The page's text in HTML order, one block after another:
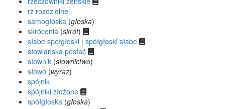
rż rozdzielne
samogłoska (głoska)
skrócenia (skrót)
słabe spółgłoski | spółgłoski słabe
słowiańska postać
słownik (słownictwo)
słowo (wyraz)
spójnik
spójniki złożone
spółgłoska (głoska)